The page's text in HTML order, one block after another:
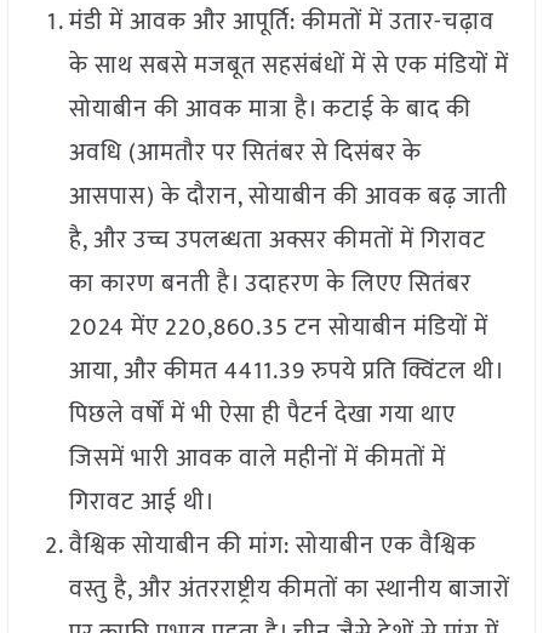
मंडी में आवक और आपूर्ति: कीमतों में उतार-चढ़ाव
के साथ सबसे मजबूत सहसंबंधों में से एक मंडियों में
सोयाबीन की आवक मात्रा है। कटाई के बाद की
अवधि (आमतौर पर सितंबर से दिसंबर के
आसपास) के दौरान, सोयाबीन की आवक बढ़ जाती
है, और उच्च उपलब्धता अक्सर कीमतों में गिरावट
का कारण बनती है। उदाहरण के लिएए सितंबर
2024 मेंए 220,860.35 टन सोयाबीन मंडियों में
आया, और कीमत 4411.39 रुपये प्रति क्विंटल थी।
पिछले वर्षों में भी ऐसा ही पैटर्न देखा गया थाए
जिसमें भारी आवक वाले महीनों में कीमतों में
गिरावट आई थी।
वैश्विक सोयाबीन की मांग: सोयाबीन एक वैश्विक
वस्तु है, और अंतरराष्ट्रीय कीमतों का स्थानीय बाजारों